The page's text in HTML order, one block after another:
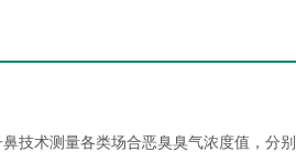
技术测量各类场合恶臭臭气浓度值，分